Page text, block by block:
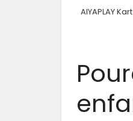
AIYAPLAY